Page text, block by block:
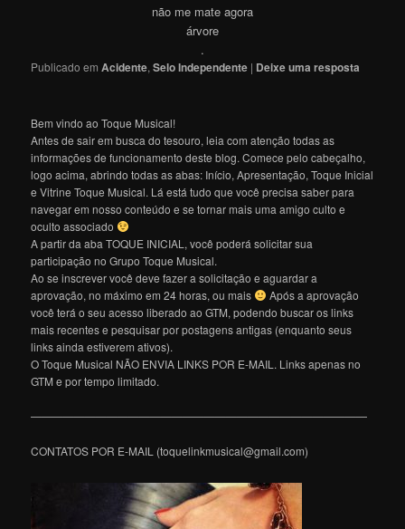
não me mate agora
árvore
.
Publicado em Acidente,Selo Independente | Deixe uma resposta
Bem vindo ao Toque Musical!
Antes de sair em busca do tesouro, leia com atenção todas as
informações de funcionamento deste blog. Comece pelo cabeçalho,
logo acima, abrindo todas as abas: Início, Apresentação, Toque Inicial
e Vitrine Toque Musical. Lá está tudo que você precisa saber para
navegar em nosso conteúdo e se tornar mais uma amigo culto e
oculto associado
A partir da aba TOQUE INICIAL, você poderá solicitar sua
participação no Grupo Toque Musical.
Ao se inscrever você deve fazer a solicitação e aguardar a
aprovação, no máximo em 24 horas, ou mais
Após a aprovação
você terá o seu acesso liberado ao GTM, podendo buscar os links
mais recentes e pesquisar por postagens antigas (enquanto seus
links ainda estiverem ativos).
O Toque Musical NÃO ENVIA LINKS POR E-MAIL. Links apenas no
GTM e por tempo limitado.
———————————————————————————————
CONTATOS POR E-MAIL (toquelinkmusical@gmail.com)